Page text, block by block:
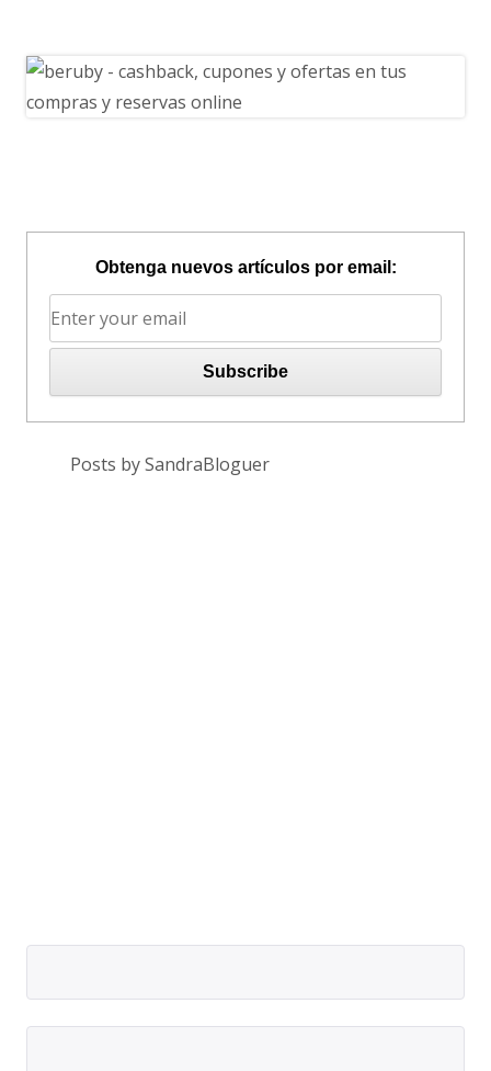
Obtenga nuevos artículos por email:
Posts by SandraBloguer